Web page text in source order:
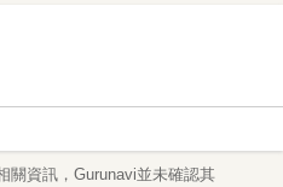
關資訊，Gurunavi並未確認其